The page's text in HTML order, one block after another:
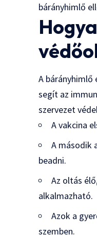
bárányhimlő
A
segít az
szervezet
A vakcina
A második
beadni.
Az oltás
alkalmazható.
Azok a
szemben.